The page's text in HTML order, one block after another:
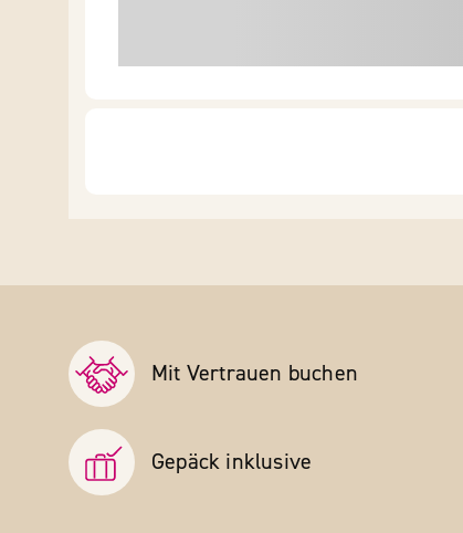
Mit Vertrauen buchen
Gepäck inklusive